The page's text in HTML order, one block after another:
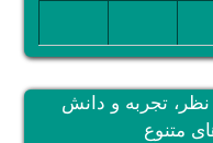
تجربه و دانش